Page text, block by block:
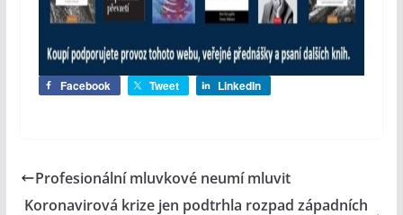
Facebook Tweet LinkedIn
Profesionální mluvkové neumí mluvit
Koronavirová krize jen podtrhla rozpad západních